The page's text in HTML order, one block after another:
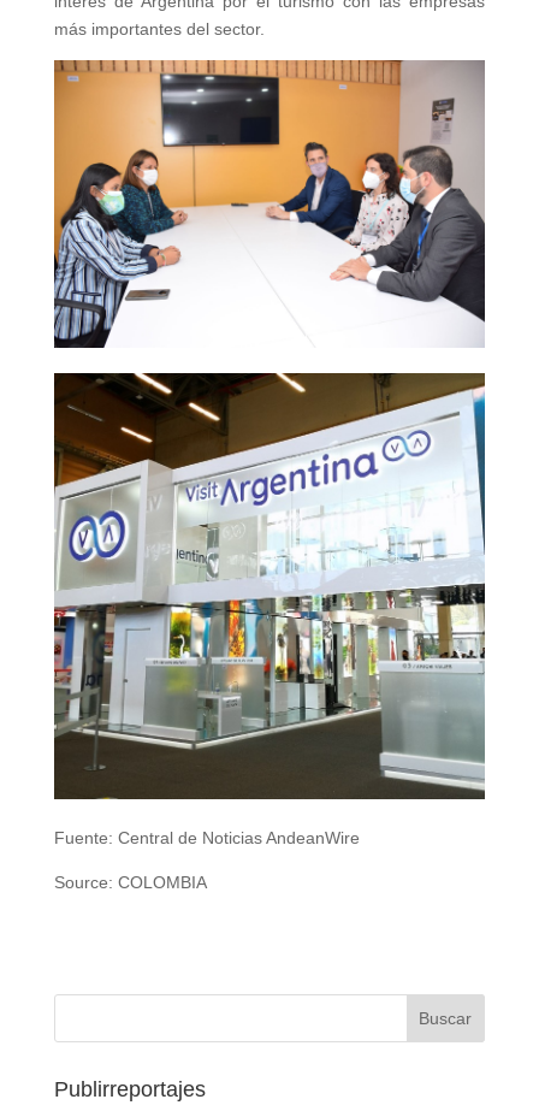
más importantes del sector.
Fuente: Central de Noticias AndeanWire
Source: COLOMBIA
Publirreportajes